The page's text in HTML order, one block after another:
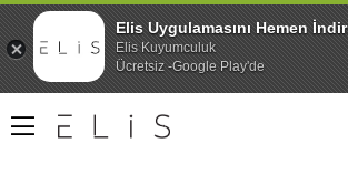
Elis Uygulamasını Hemen İndir
Elis Kuyumculuk
Ücretsiz -Google Play'de